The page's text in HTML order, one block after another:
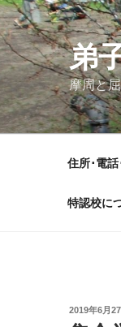
弟
摩周と
住所･電話
特認校に
投
稿
2019年6月